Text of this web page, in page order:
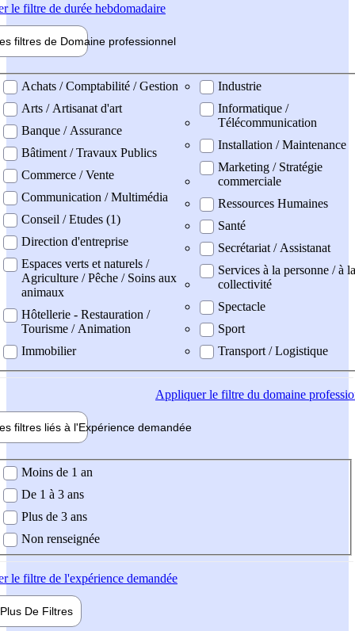
le filtre de durée hebdomadaire
filtres de Domaine professionnel
professionel
Achats / Comptabilité / Gestion
Arts / Artisanat d'art
Banque / Assurance
Bâtiment / Travaux Publics
Commerce / Vente
Communication / Multimédia
Conseil / Etudes (1)
Direction d'entreprise
Espaces verts et naturels /
Agriculture / Pêche / Soins aux
animaux
Hôtellerie - Restauration /
Tourisme / Animation
Immobilier
Industrie
Informatique /
Télécommunication
Installation / Maintenance
Marketing / Stratégie
commerciale
Ressources Humaines
Santé
Secrétariat / Assistanat
Services à la personne / à la
collectivité
Spectacle
Sport
Transport / Logistique
Appliquerle filtre du domaine
filtres liés à l'Expérience demandée
demandée
Moins de 1 an
De 1 à 3 ans
Plus de 3 ans
Non renseignée
le filtre de l'expérience demandée
Plus De Filtres